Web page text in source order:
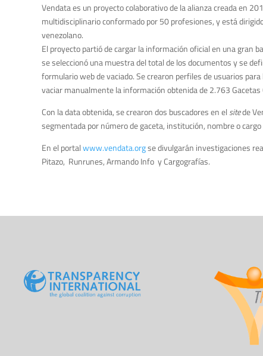
Vendata es un proyecto colaborativo de la alianza creada en
multidisciplinario conformado por 50 profesiones, y está
venezolano.
El proyecto partió de cargar la información oficial en una gran
se seleccionó una muestra del total de los documentos y se
formulario web de vaciado. Se crearon perfiles de usuarios
vaciar manualmente la información obtenida de 2.763
Con la data obtenida, se crearon dos buscadores en elsitede
segmentada por número de gaceta, institución, nombre o
En el portalwww.vendata.orgse divulgarán investigaciones
Pitazo, Runrunes, Armando Info y Cargografías.